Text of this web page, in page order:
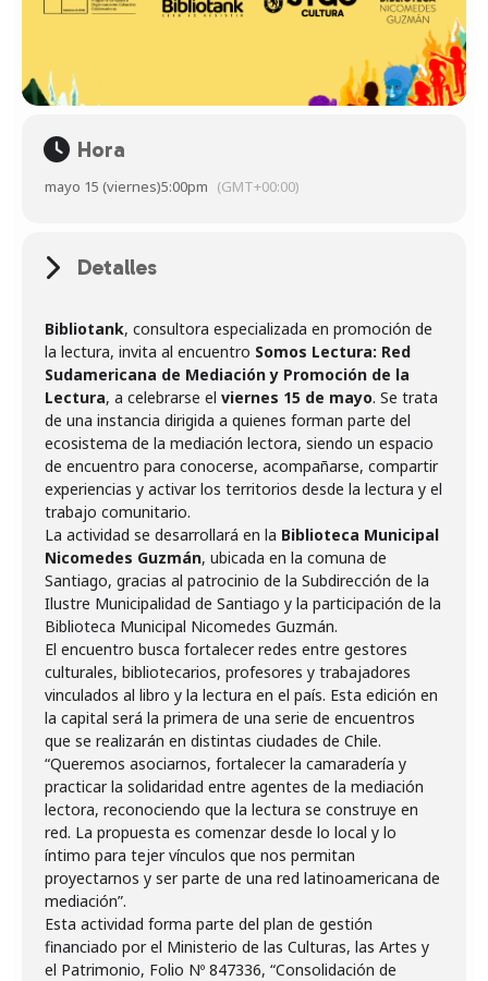
Hora
mayo 15 (viernes)5:00pm (GMT+00:00)
Detalles
Bibliotank, consultora especializada en promoción de
la lectura, invita al encuentro Somos Lectura: Red
Sudamericana de Mediación y Promoción de la
Lectura, a celebrarse el viernes 15 de mayo. Se trata
de una instancia dirigida a quienes forman parte del
ecosistema de la mediación lectora, siendo un espacio
de encuentro para conocerse, acompañarse, compartir
experiencias y activar los territorios desde la lectura y el
trabajo comunitario.
La actividad se desarrollará en la Biblioteca Municipal
Nicomedes Guzmán, ubicada en la comuna de
Santiago, gracias al patrocinio de la Subdirección de la
Ilustre Municipalidad de Santiago y la participación de la
Biblioteca Municipal Nicomedes Guzmán.
El encuentro busca fortalecer redes entre gestores
culturales, bibliotecarios, profesores y trabajadores
vinculados al libro y la lectura en el país. Esta edición en
la capital será la primera de una serie de encuentros
que se realizarán en distintas ciudades de Chile.
“Queremos asociarnos, fortalecer la camaradería y
practicar la solidaridad entre agentes de la mediación
lectora, reconociendo que la lectura se construye en
red. La propuesta es comenzar desde lo local y lo
íntimo para tejer vínculos que nos permitan
proyectarnos y ser parte de una red latinoamericana de
mediación”.
Esta actividad forma parte del plan de gestión
financiado por el Ministerio de las Culturas, las Artes y
el Patrimonio, Folio Nº 847336, “Consolidación de